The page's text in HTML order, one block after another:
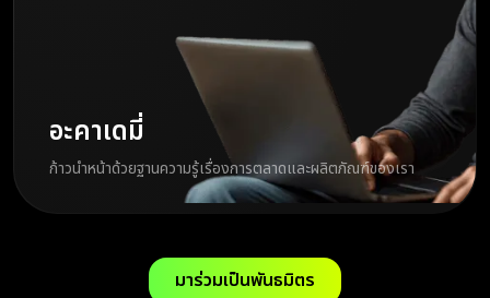
อะคาเดมี่
ก้าวนำหน้าด้วยฐานความรู้เรื่องการตลาดและผลิตภัณฑ์ของเรา
มาร่วมเป็นพันธมิตร